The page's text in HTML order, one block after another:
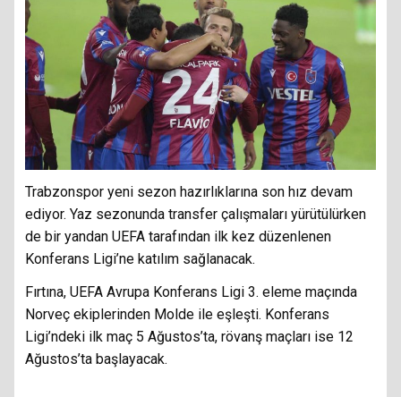
Trabzonspor yeni sezon hazırlıklarına son hız devam
ediyor. Yaz sezonunda transfer çalışmaları yürütülürken
de bir yandan UEFA tarafından ilk kez düzenlenen
Konferans Ligi’ne katılım sağlanacak.
Fırtına, UEFA Avrupa Konferans Ligi 3. eleme maçında
Norveç ekiplerinden Molde ile eşleşti. Konferans
Ligi’ndeki ilk maç 5 Ağustos’ta, rövanş maçları ise 12
Ağustos’ta başlayacak.